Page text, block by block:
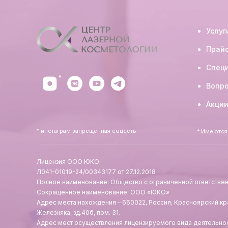
Лицензия ООО ЮКО
Л041-01019-24/00343177 от 27.12.2018
Полное наименование: Общество с ограниченной
Сокращенное наименование: ООО «ЮКО»
Адрес места нахождения – 660022, Россия, Красноярский
Железняка, зд.40б, пом. 31.
Адрес мест осуществления лицензируемого вида
* Имеются
* инстаграм запрещенная соцсеть